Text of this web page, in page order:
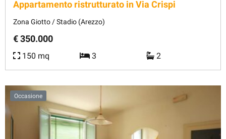
Appartamento ristrutturato in Via Crispi
Zona Giotto / Stadio (Arezzo)
€ 350.000
150 mq 3 2
Occasione